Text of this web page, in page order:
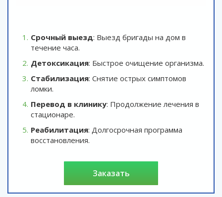
Срочный выезд: Выезд бригады на дом в
течение часа.
Детоксикация: Быстрое очищение организма.
Стабилизация: Снятие острых симптомов
ломки.
Перевод в клинику: Продолжение лечения в
стационаре.
Реабилитация: Долгосрочная программа
восстановления.
заказать